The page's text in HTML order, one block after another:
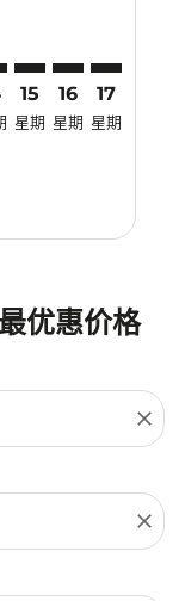
15
星期
16
星期
17
星期
优惠价格
close
close